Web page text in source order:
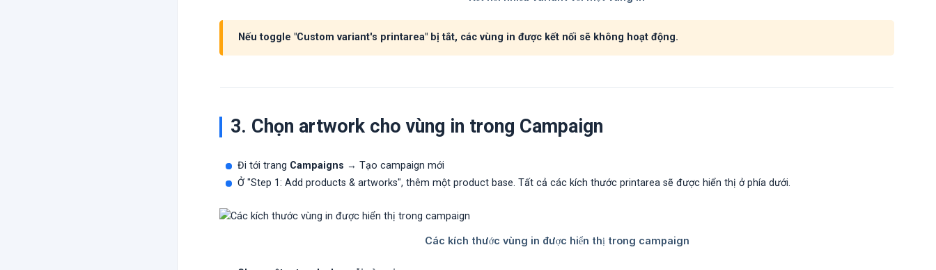
Nếu toggle "Custom variant's printarea" bị tắt, các vùng in được kết nối sẽ không hoạt động.
3. Chọn artwork cho vùng in trong Campaign
Đi tới trang Campaigns → Tạo campaign mới
Ở "Step 1: Add products & artworks", thêm một product base. Tất cả các kích thước printarea sẽ được hiển thị ở phía dưới.